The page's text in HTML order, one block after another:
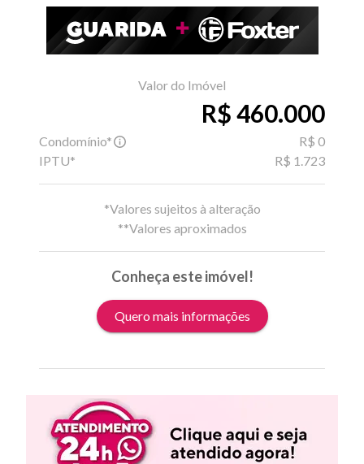
Valor do Imóvel
R$ 460.000
Condomínio*
R$ 0
IPTU*
R$ 1.723
*Valores sujeitos à alteração
**Valores aproximados
Conheça este imóvel!
Quero mais informações